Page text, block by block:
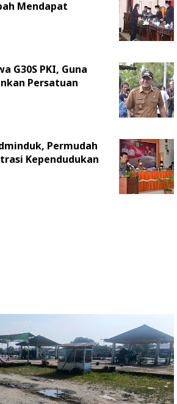
Mendapat
G30S PKI, Guna
Persatuan
Permudah
Kependudukan